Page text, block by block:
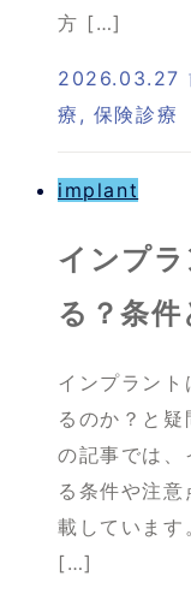
矯
審美
噛
ぎしり）
入
方 […]
2026.03.27
療 , 保険診療
implant
インプ
る？条件
インプラント
るのか？と
の記事では、
る条件や注
載しています
[…]